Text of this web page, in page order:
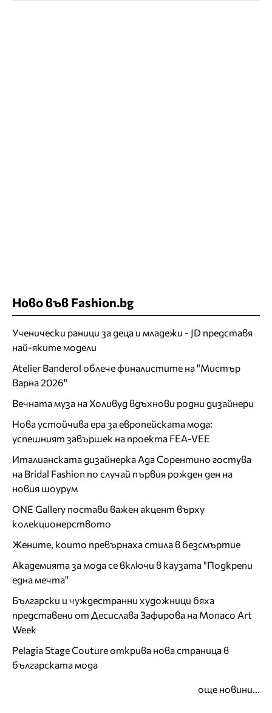
Ново във Fashion.bg
Ученически раници за деца и младежи - JD представя
най-яките модели
Atelier Banderol облече финалистите на "Мистър
Варна 2026"
Вечната муза на Холивуд вдъхнови родни дизайнери
Нова устойчива ера за европейската мода:
успешният завършек на проекта FEA-VEE
Италианската дизайнерка Ада Сорентино гостува
на Bridal Fashion по случай първия рожден ден на
новия шоурум
ONE Gallery постави важен акцент върху
колекционерството
Жените, които превърнаха стила в безсмъртие
Академията за мода се включи в каузата "Подкрепи
една мечта"
Български и чуждестранни художници бяха
представени от Десислава Зафирова на Monaco Art
Week
Pelagia Stage Couture открива нова страница в
българската мода
още новини...